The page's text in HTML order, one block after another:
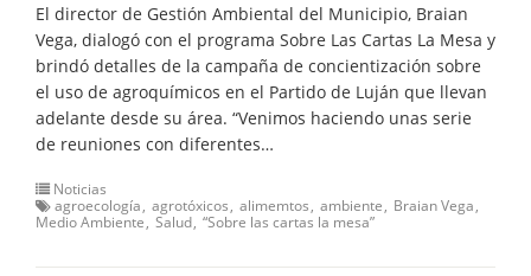
El director de Gestión Ambiental del Municipio, Braian
Vega, dialogó con el programa Sobre Las Cartas La Mesa y
brindó detalles de la campaña de concientización sobre
el uso de agroquímicos en el Partido de Luján que llevan
adelante desde su área. “Venimos haciendo unas serie
de reuniones con diferentes…
Noticias
agroecología agrotóxicos alimemtos ambiente
Braian Vega
Medio Ambiente Salud “Sobre las cartas la mesa”